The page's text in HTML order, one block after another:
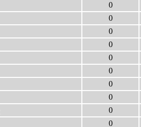
0
0
0
0
0
0
0
0
0
0